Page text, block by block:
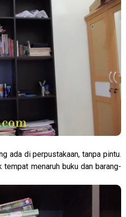
ada di perpustakaan, tanpa pintu.
tempat menaruh buku dan barang-